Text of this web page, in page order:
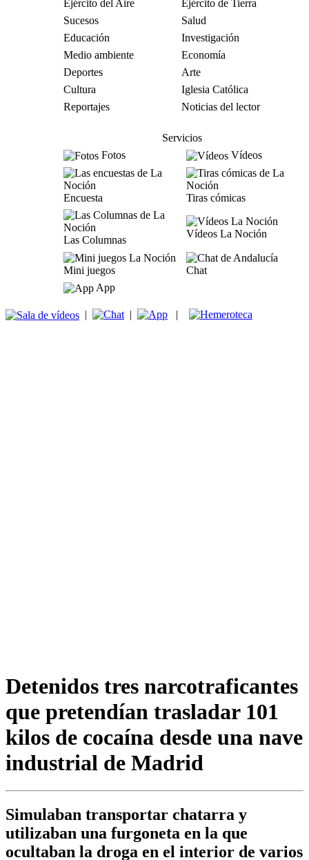
Ejército del Aire
Ejército de Tierra
Sucesos
Salud
Educación
Investigación
Medio ambiente
Economía
Deportes
Arte
Cultura
Iglesia Católica
Reportajes
Noticias del lector
Servicios
Fotos
Vídeos
Encuesta Tiras cómicas
Las Columnas
Vídeos La Noción
Mini juegos
Chat
App
| | |
Detenidos tres narcotraficantes
que pretendían trasladar 101
kilos de cocaína desde una nave
industrial de Madrid
Simulaban transportar chatarra y
utilizaban una furgoneta en la que
ocultaban la droga en el interior de varios